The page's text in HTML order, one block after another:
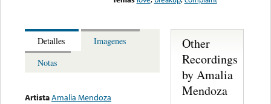
Detalles
Imagenes
Notas
ArtistaAmalia Mendoza
Other
Recordings
by Amalia
Mendoza